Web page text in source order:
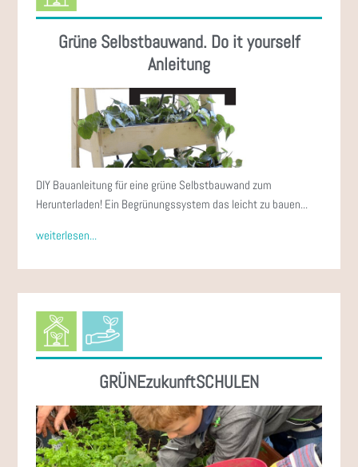
Grüne Selbstbauwand. Do it yourself
Anleitung
DIY Bauanleitung für eine grüne Selbstbauwand zum
Herunterladen! Ein Begrünungssystem das leicht zu bauen...
weiterlesen...
GRÜNEzukunftSCHULEN